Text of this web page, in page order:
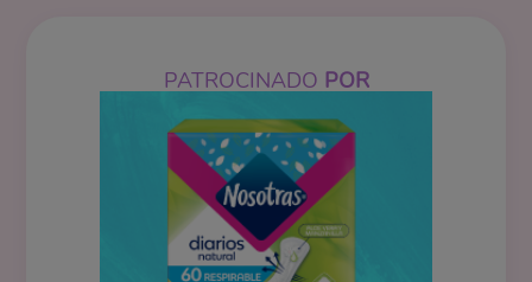
PATROCINADO POR